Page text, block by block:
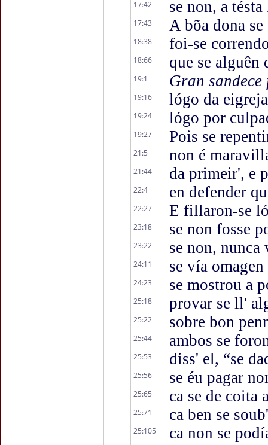
17:42 se non, a
17:43 A bõa dona
18:38 foi-se
18:66 que se alguên
19:1 Gran
19:16 lógo da
19:24 lógo por
19:27 Pois se
21:5 non é
21:44 da primeir', e
22:4 en defender
22:27 E fillaron-se
23:18 se non fosse
23:22 se non,
24:11 se vía omagen
24:23 se mostrou a
25:18 provar se ll'
25:22 sobre bon
25:44 ambos se
25:53 diss' el, “se
25:56 se éu pagar
25:65 ca se de coita
25:71 ca ben se
25:105 ca non se